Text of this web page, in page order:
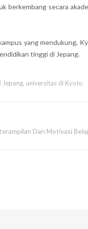
berkembang secara
yang mendukung,
tinggi di Jepang.
Jepang, universitas di Kyoto
Dan Motivasi